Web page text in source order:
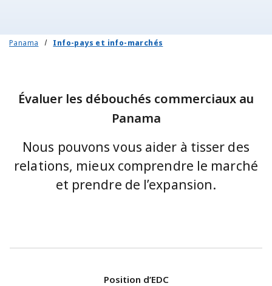
Panama Info-pays et info-marchés
Évaluer les débouchés commerciaux au
Panama
Nous pouvons vous aider à tisser des
relations, mieux comprendre le marché
et prendre de l’expansion.
Position d’EDC